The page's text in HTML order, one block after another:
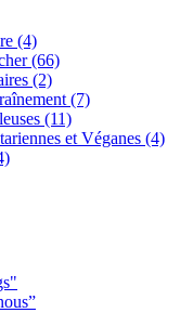
(4)
(66)
(2)
(7)
(11)
et Véganes (4)